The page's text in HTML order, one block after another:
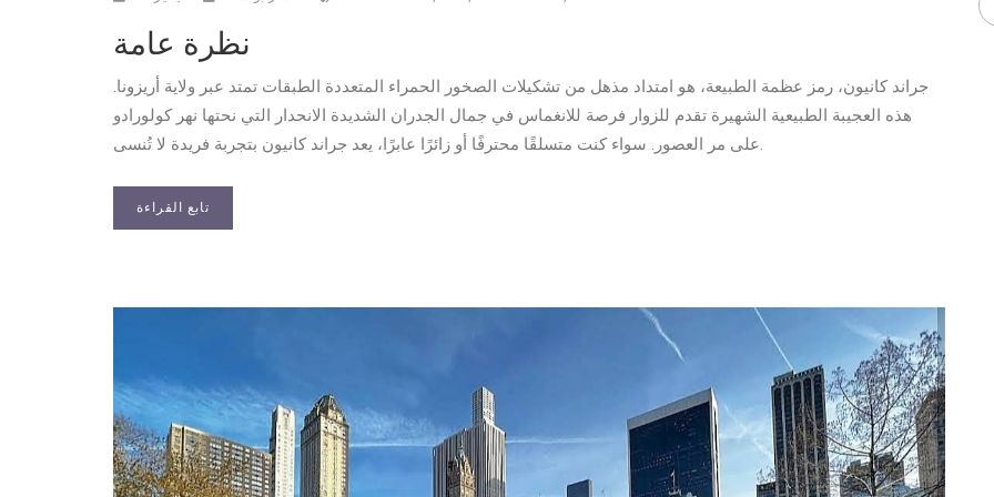
نظرة عامة
جراند كانيون، رمز عظمة الطبيعة، هو امتداد مذهل من تشكيلات الصخور الحمراء المتعددة الطبقات تمتد عبر ولاية أريزونا.
هذه العجيبة الطبيعية الشهيرة تقدم للزوار فرصة للانغماس في جمال الجدران الشديدة الانحدار التي نحتها نهر كولورادو
تابع القراءة